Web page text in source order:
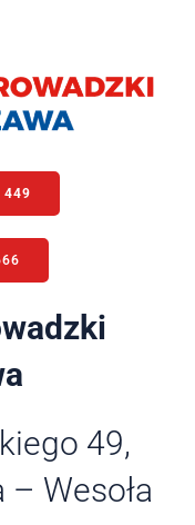
449
49,
Wesoła